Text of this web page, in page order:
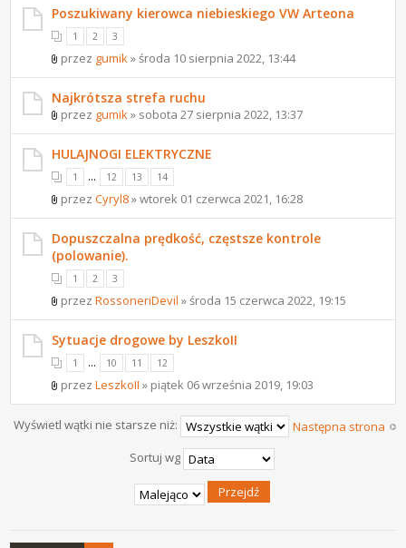
Poszukiwany kierowca niebieskiego VW Arteona
1 2 3
przez gumik » środa 10 sierpnia 2022, 13:44
Najkrótsza strefa ruchu
przez gumik » sobota 27 sierpnia 2022, 13:37
HULAJNOGI ELEKTRYCZNE
1 ... 12 13 14
przezCyryl8» wtorek 01 czerwca 2021, 16:28
Dopuszczalna prędkość, częstsze kontrole
(polowanie).
1 2 3
przezRossoneriDevil » środa 15 czerwca 2022, 19:15
Sytuacje drogowe by LeszkoII
1 ... 10 11 12
przezLeszkoII » piątek 06 września 2019, 19:03
Następna strona
Wyświetl wątki nie starsze niż:
Sortuj wg